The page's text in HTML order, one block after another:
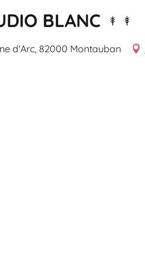
BLANC
d'Arc, 82000 Montauban